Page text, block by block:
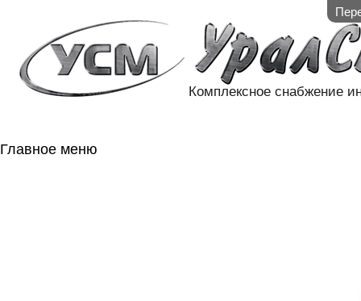
Комплексное снабжение
Главное меню